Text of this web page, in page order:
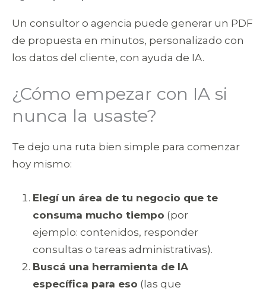
Un consultor o agencia puede generar un PDF
de propuesta en minutos, personalizado con
los datos del cliente, con ayuda de IA.
¿Cómo empezar con IA si
nunca la usaste?
Te dejo una ruta bien simple para comenzar
hoy mismo:
Elegí un área de tu negocio que te
consuma mucho tiempo (por
ejemplo: contenidos, responder
consultas o tareas administrativas).
Buscá una herramienta de IA
específica para eso (las que